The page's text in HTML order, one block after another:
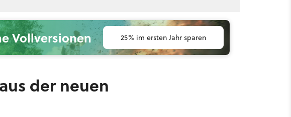
Vollversionen 25% im ersten Jahr sparen
der neuen